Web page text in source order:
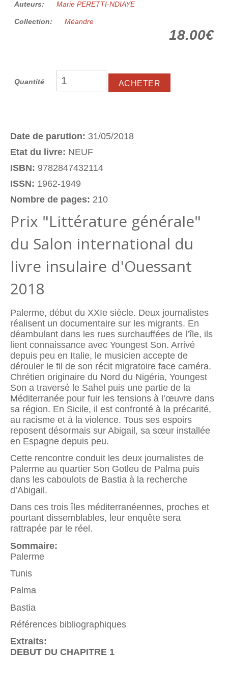
Auteurs: Marie PERETTI-NDIAYE
Collection: Méandre
18.00€
Quantité
Date de parution: 31/05/2018
Etat du livre: NEUF
ISBN: 9782847432114
ISSN: 1962-1949
Nombre de pages: 210
Prix "Littérature générale"
du Salon international du
livre insulaire d'Ouessant
2018
Palerme, début du XXIe siècle. Deux journalistes
réalisent un documentaire sur les migrants. En
déambulant dans les rues surchauffées de l’île, ils
lient connaissance avec Youngest Son. Arrivé
depuis peu en Italie, le musicien accepte de
dérouler le ﬁl de son récit migratoire face caméra.
Chrétien originaire du Nord du Nigéria, Youngest
Son a traversé le Sahel puis une partie de la
Méditerranée pour fuir les tensions à l’œuvre dans
sa région. En Sicile, il est confronté à la précarité,
au racisme et à la violence. Tous ses espoirs
reposent désormais sur Abigail, sa sœur installée
en Espagne depuis peu.
Cette rencontre conduit les deux journalistes de
Palerme au quartier Son Gotleu de Palma puis
dans les caboulots de Bastia à la recherche
d’Abigail.
Dans ces trois îles méditerranéennes, proches et
pourtant dissemblables, leur enquête sera
rattrapée par le réel.
Sommaire:
Palerme
Tunis
Palma
Bastia
Références bibliographiques
Extraits:
DEBUT DU CHAPITRE 1